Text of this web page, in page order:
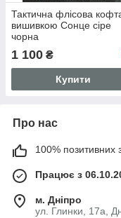
Тактична флісова
вишивкою Сонце сіре
чорна
1 100 ₴
Купити
Про нас
100% позитивних з
Працює з
м. Дніпро
ул. Глинки, 17а,